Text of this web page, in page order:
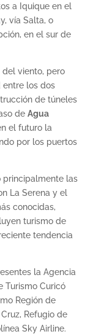
a Iquique en el
vía Salta, o
en el sur de
del viento, pero
los dos
de túneles
de Agua
el futuro la
por los puertos
principalmente las
La Serena y el
conocidas,
turismo de
tendencia
la Agencia
Turismo Curicó
Región de
Refugio de
Sky Airline.